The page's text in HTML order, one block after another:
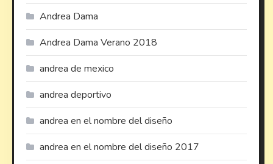
Andrea Dama
Andrea Dama Verano 2018
andrea de mexico
andrea deportivo
andrea en el nombre del diseño
andrea en el nombre del diseño 2017